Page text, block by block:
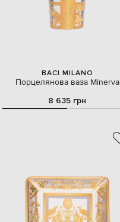
BACI MILANO
Порцелянова ваза Minerva
8 635 грн